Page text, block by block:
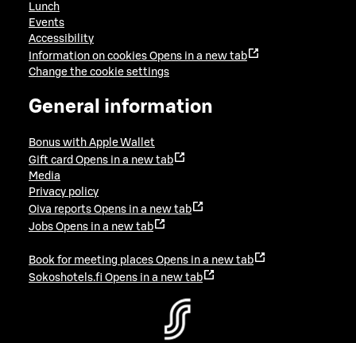
Lunch
Events
Accessibility
Information on cookies Opens in a new tab
Change the cookie settings
General information
Bonus with Apple Wallet
Gift card Opens in a new tab
Media
Privacy policy
Oiva reports Opens in a new tab
Jobs Opens in a new tab
Book for meeting places Opens in a new tab
Sokoshotels.fi Opens in a new tab